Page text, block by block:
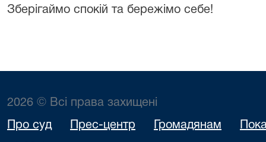
Зберігаймо спокій та бережімо себе!
2026 © Всі права захищені
Про суд Прес-центр Громадянам